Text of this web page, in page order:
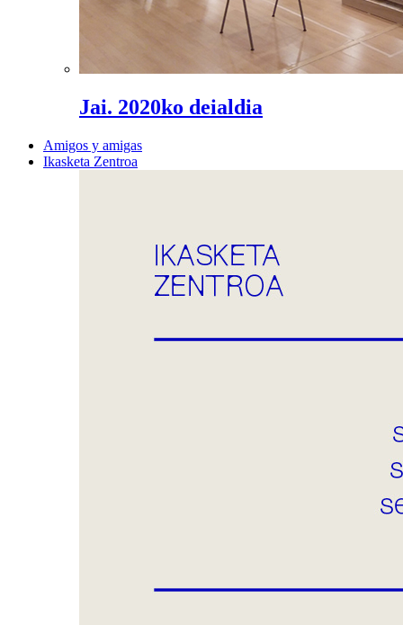
Jai. 2020ko deialdia
Amigos y amigas
Ikasketa Zentroa